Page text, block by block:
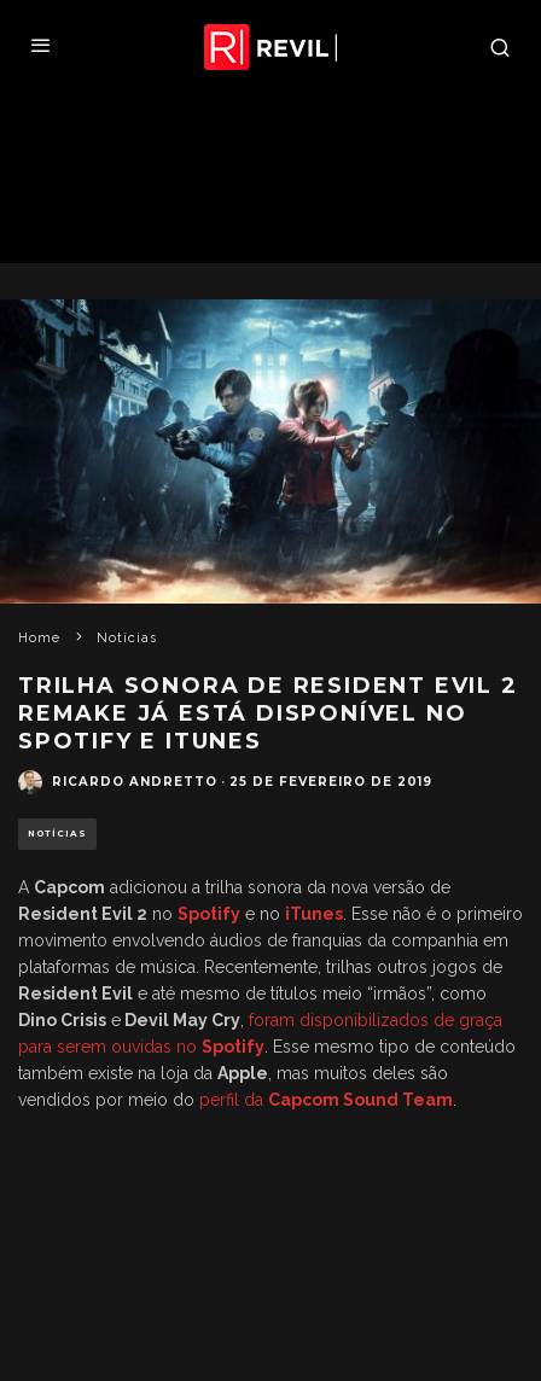
Home Notícias
TRILHA SONORA DE RESIDENT EVIL 2
REMAKE JÁ ESTÁ DISPONÍVEL NO
SPOTIFY E ITUNES
RICARDO ANDRETTO · 25 DE FEVEREIRO DE 2019
NOTÍCIAS
A Capcom adicionou a trilha sonora da nova versão de
Resident Evil 2 no Spotify e no iTunes . Esse não é o primeiro
movimento envolvendo áudios de franquias da companhia em
plataformas de música. Recentemente, trilhas outros jogos de
Resident Evil e até mesmo de títulos meio “irmãos”, como
Dino Crisis e Devil May Cry foram disponibilizados de graça
para serem ouvidas no Spotify . Esse mesmo tipo de conteúdo
também existe na loja da Apple , mas muitos deles são
vendidos por meio do perfil da Capcom Sound Team